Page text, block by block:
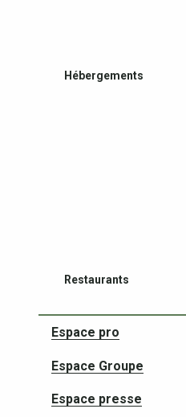
Hébergements
Restaurants
Espace pro
Espace Groupe
Espace presse